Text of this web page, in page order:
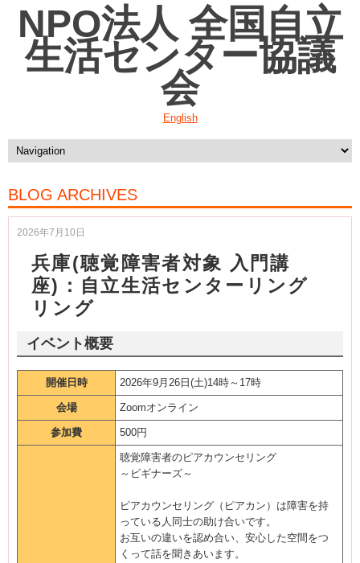
NPO法人 全国自立
生活センター協議
会
English
BLOG ARCHIVES
2026年7月10日
兵庫(聴覚障害者対象 入門講
座)：自立生活センターリング
リング
イベント概要
開催日時 2026年9月26日(土)14時～17時
会場 Zoomオンライン
参加費 500円
聴覚障害者のピアカウンセリング
～ビギナーズ～
ピアカウンセリング（ピアカン）は障害を持
っている人同士の助け合いです。
お互いの違いを認め合い、安心した空間をつ
くって話を聞きあいます。